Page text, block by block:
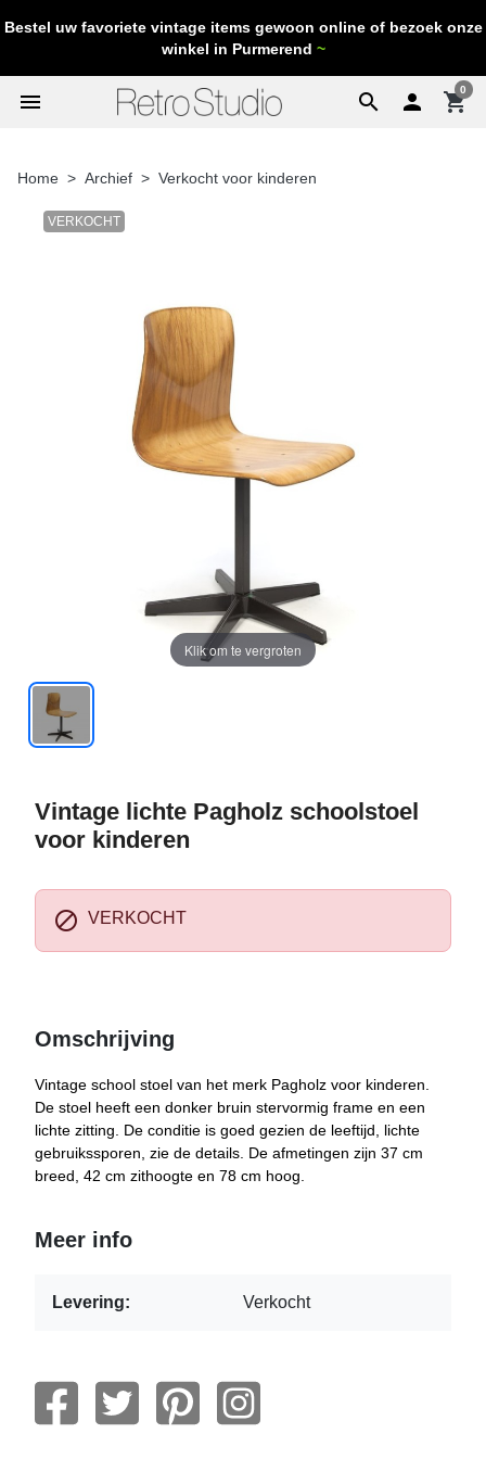
Bestel uw favoriete vintage items gewoon online of bezoek onze
winkel in Purmerend ~
search
menu  shopping_cart
0
Home Archief Verkocht voor kinderen
VERKOCHT
Klik om te vergroten
Vintage lichte Pagholz schoolstoel
voor kinderen
 VERKOCHT
Omschrijving
Vintage school stoel van het merk Pagholz voor kinderen.
De stoel heeft een donker bruin stervormig frame en een
lichte zitting. De conditie is goed gezien de leeftijd, lichte
gebruikssporen, zie de details. De afmetingen zijn 37 cm
breed, 42 cm zithoogte en 78 cm hoog.
Meer info
Levering: Verkocht